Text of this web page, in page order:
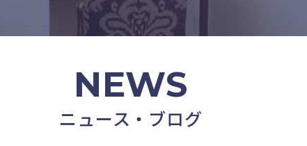
土地を探す
NEWS
ニュース・ブログ